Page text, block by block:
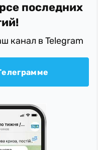
последних
канал в Telegram